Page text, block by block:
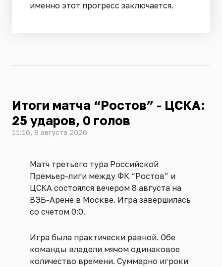
именно этот прогресс заключается.
Итоги матча “Ростов” - ЦСКА:
25 ударов, 0 голов
11:16, 9 августа 2026
Матч третьего тура Российской
Премьер-лиги между ФК “Ростов” и
ЦСКА состоялся вечером 8 августа на
ВЭБ-Арене в Москве. Игра завершилась
со счетом 0:0.
Игра была практически равной. Обе
команды владели мячом одинаковое
количество времени. Суммарно игроки